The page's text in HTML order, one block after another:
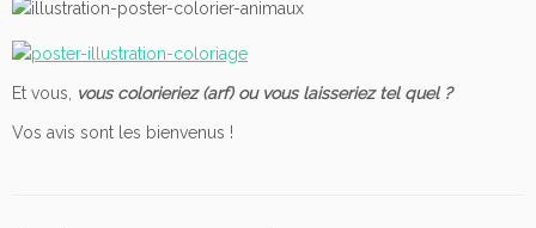
Et vous, vous colorieriez (arf) ou vous laisseriez tel quel ?
Vos avis sont les bienvenus !